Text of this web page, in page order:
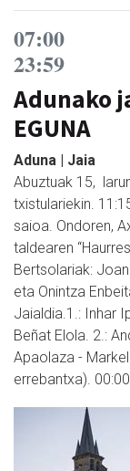
07:00
23:59
Adunako
EGUNA
Aduna | Jaia
Abuztuak 15,
txistulariekin.
saioa. Ondoren,
taldearen
Bertsolariak:
eta Onintza
Jaialdia.1.: Inhar
Beñat Elola. 2.:
Apaolaza -
errebantxa).